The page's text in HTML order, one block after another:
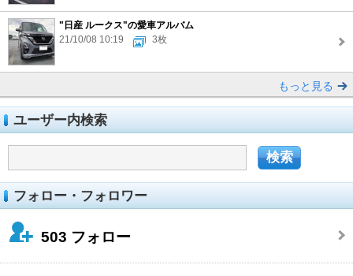
"日産 ルークス"の愛車アルバム
21/10/08 10:19
3枚
もっと見る
ユーザー内検索
フォロー・フォロワー
503 フォロー